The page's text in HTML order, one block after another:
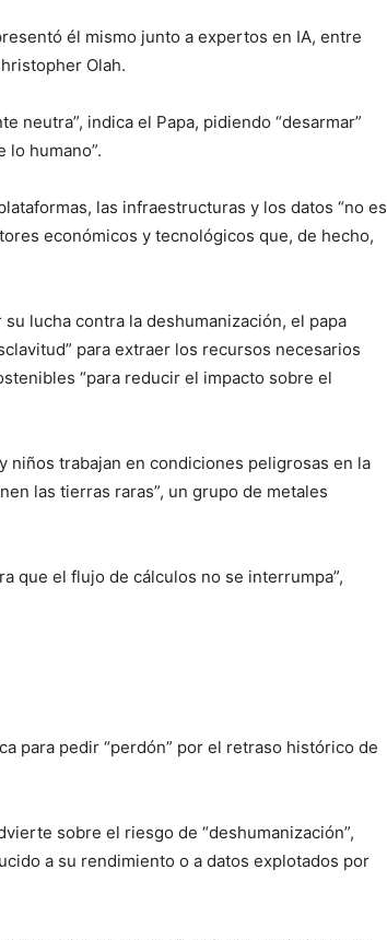
él mismo junto a expertos en IA, entre
Olah.
neutra”, indica el Papa, pidiendo “desarmar”
lo humano”.
las infraestructuras y los datos “no es
económicos y tecnológicos que, de hecho,
lucha contra la deshumanización, el papa
para extraer los recursos necesarios
“para reducir el impacto sobre el
niños trabajan en condiciones peligrosas en la
las tierras raras”, un grupo de metales
que el flujo de cálculos no se interrumpa”,
para pedir “perdón” por el retraso histórico de
sobre el riesgo de “deshumanización”,
a su rendimiento o a datos explotados por